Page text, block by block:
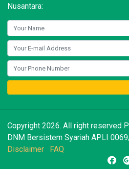
Nusantara:
Copyright 2026. All right reserved
DNM Bersistem Syariah APLI
Disclaimer
FAQ